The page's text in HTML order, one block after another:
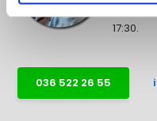
17:30.
036 522 26 55